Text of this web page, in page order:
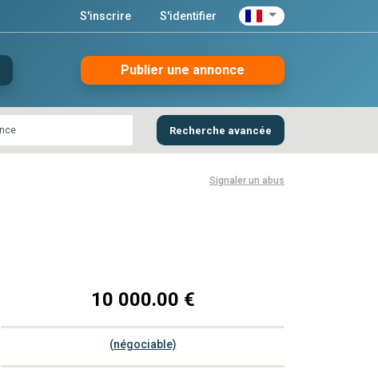
S'inscrire S'identifier
Publier une annonce
Recherche avancée
Signaler un abus
10 000.00 €
(négociable)